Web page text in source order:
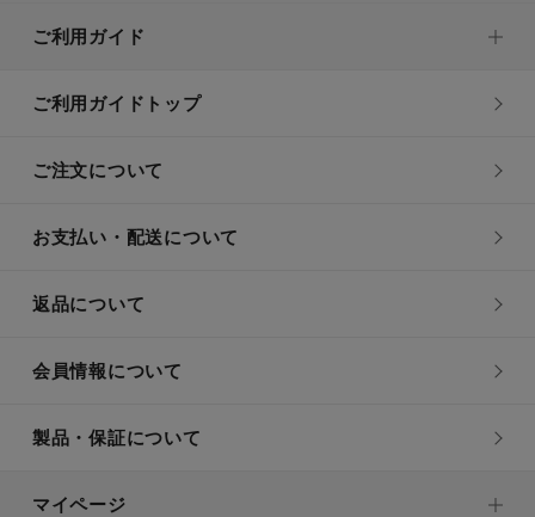
ご利用ガイド
ご利用ガイドトップ
ご注文について
お支払い・配送について
返品について
会員情報について
製品・保証について
マイページ